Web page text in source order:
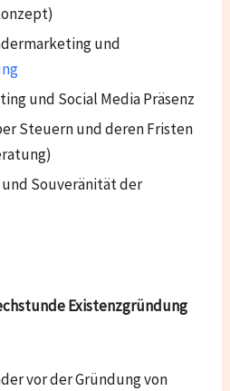
und
und Social Media Präsenz
Steuern und deren Fristen
Souveränität der
Existenzgründung
vor der Gründung von